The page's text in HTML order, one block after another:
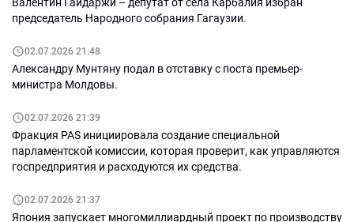
председатель Народного собрания Гагаузии.
02.07.2026 21:48
Александру Мунтяну подал в отставку с поста премьер-
министра Молдовы.
02.07.2026 21:39
Фракция PAS инициировала создание специальной
парламентской комиссии, которая проверит, как управляются
госпредприятия и расходуются их средства.
02.07.2026 21:37
Япония запускает многомиллиардный проект по производству